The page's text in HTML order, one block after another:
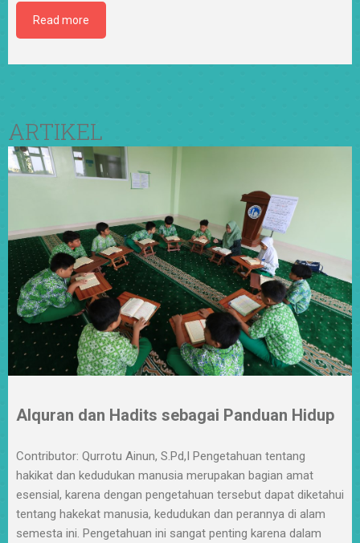
Read more
ARTIKEL
Alquran dan Hadits sebagai Panduan Hidup
Contributor: Qurrotu Ainun, S.Pd,I Pengetahuan tentang
hakikat dan kedudukan manusia merupakan bagian amat
esensial, karena dengan pengetahuan tersebut dapat diketahui
tentang hakekat manusia, kedudukan dan perannya di alam
semesta ini. Pengetahuan ini sangat penting karena dalam